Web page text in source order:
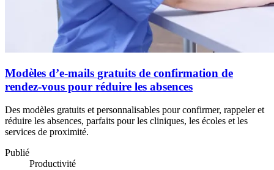
Modèles d’e-mails gratuits de confirmation de
rendez-vous pour réduire les absences
Des modèles gratuits et personnalisables pour confirmer, rappeler et
réduire les absences, parfaits pour les cliniques, les écoles et les
services de proximité.
Publié
Productivité